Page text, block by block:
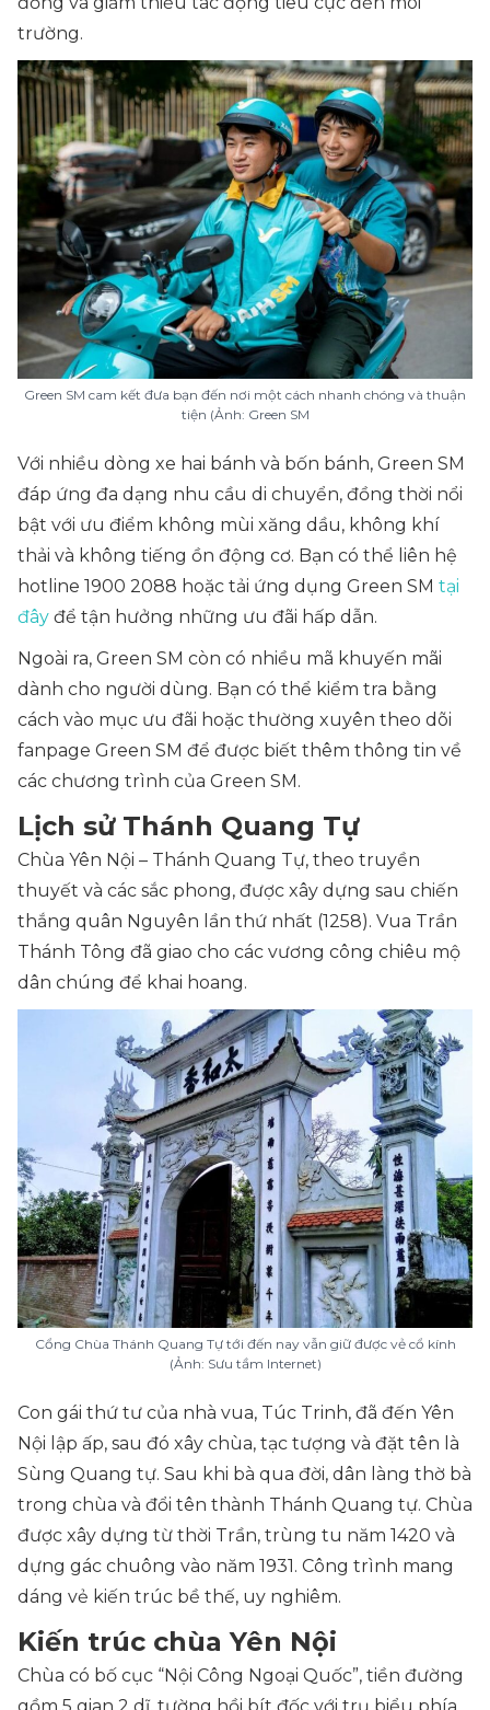
trường.
Green SM cam kết đưa bạn đến nơi một cách nhanh chóng và thuận
tiện (Ảnh: Green SM
Với nhiều dòng xe hai bánh và bốn bánh, Green SM
đáp ứng đa dạng nhu cầu di chuyển, đồng thời nổi
bật với ưu điểm không mùi xăng dầu, không khí
thải và không tiếng ồn động cơ. Bạn có thể liên hệ
hotline 1900 2088 hoặc tải ứng dụng Green SM tại
đây để tận hưởng những ưu đãi hấp dẫn.
Ngoài ra, Green SM còn có nhiều mã khuyến mãi
dành cho người dùng. Bạn có thể kiểm tra bằng
cách vào mục ưu đãi hoặc thường xuyên theo dõi
fanpage Green SM để được biết thêm thông tin về
các chương trình của Green SM.
Lịch sử Thánh Quang Tự
Chùa Yên Nội – Thánh Quang Tự, theo truyền
thuyết và các sắc phong, được xây dựng sau chiến
thắng quân Nguyên lần thứ nhất (1258). Vua Trần
Thánh Tông đã giao cho các vương công chiêu mộ
dân chúng để khai hoang.
Cổng Chùa Thánh Quang Tự tới đến nay vẫn giữ được vẻ cổ kính
(Ảnh: Sưu tầm Internet)
Con gái thứ tư của nhà vua, Túc Trinh, đã đến Yên
Nội lập ấp, sau đó xây chùa, tạc tượng và đặt tên là
Sùng Quang tự. Sau khi bà qua đời, dân làng thờ bà
trong chùa và đổi tên thành Thánh Quang tự. Chùa
được xây dựng từ thời Trần, trùng tu năm 1420 và
dựng gác chuông vào năm 1931. Công trình mang
dáng vẻ kiến trúc bề thế, uy nghiêm.
Kiến trúc chùa Yên Nội
Chùa có bố cục “Nội Công Ngoại Quốc”, tiền đường